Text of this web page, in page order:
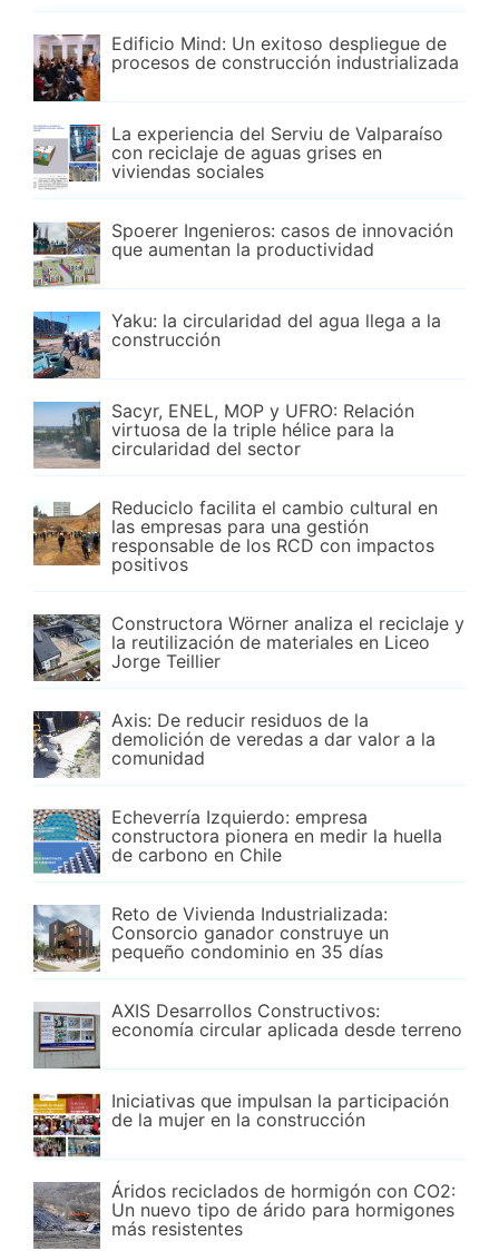
Edificio Mind: Un exitoso despliegue de
procesos de construcción industrializada
La experiencia del Serviu de Valparaíso
con reciclaje de aguas grises en
viviendas sociales
Spoerer Ingenieros: casos de innovación
que aumentan la productividad
Yaku: la circularidad del agua llega a la
construcción
Sacyr, ENEL, MOP y UFRO: Relación
virtuosa de la triple hélice para la
circularidad del sector
Reduciclo facilita el cambio cultural en
las empresas para una gestión
responsable de los RCD con impactos
positivos
Constructora Wörner analiza el reciclaje y
la reutilización de materiales en Liceo
Jorge Teillier
Axis: De reducir residuos de la
demolición de veredas a dar valor a la
comunidad
Echeverría Izquierdo: empresa
constructora pionera en medir la huella
de carbono en Chile
Reto de Vivienda Industrializada:
Consorcio ganador construye un
pequeño condominio en 35 días
AXIS Desarrollos Constructivos:
economía circular aplicada desde terreno
Iniciativas que impulsan la participación
de la mujer en la construcción
Áridos reciclados de hormigón con CO2:
Un nuevo tipo de árido para hormigones
más resistentes